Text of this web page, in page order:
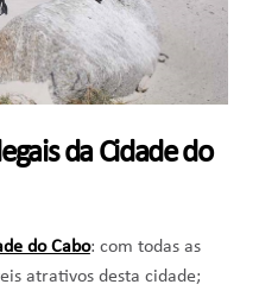
da Cidade do
do Cabo: com todas as
atrativos desta cidade;